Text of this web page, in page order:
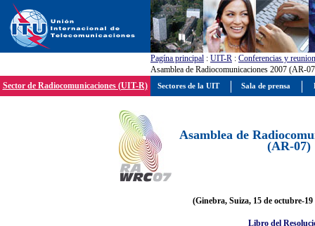
Pagína principal : UIT-R : Conferencias y
Asamblea de Radiocomunicaciones 2007 (AR-
Sector de Radiocomunicaciones (UIT-R)
Asamblea de
(AR-07)
(Ginebra, Suiza, 15 de octubre-19
Libro del
Sectores de la UIT Sala de prensa